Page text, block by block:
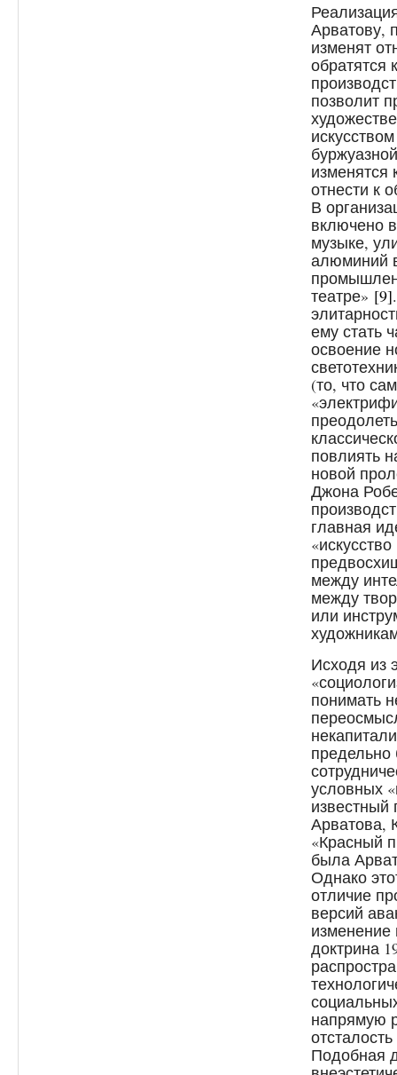
Арватову,
изменят
обратятся
позволит
изменятся
отнести к
В
включено
музыке,
алюминий
театре» [9]
ему стать
освоение
(то, что
повлиять
новой
Джона
главная
между
между
или
Исходя из
понимать
предельно
условных
известный
Арватова,
«Красный
была
Однако
отличие
версий
изменение
доктрина
напрямую
Подобная